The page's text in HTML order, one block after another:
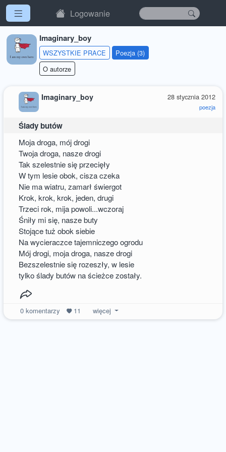
Logowanie
Imaginary_boy
WSZYSTKIE PRACE
Poezja (3)
O autorze
28 stycznia 2012
poezja
Imaginary_boy
Ślady butów
Moja droga, mój drogi
Twoja droga, nasze drogi
Tak szelestnie się przecięły
W tym lesie obok, cisza czeka
Nie ma wiatru, zamarł świergot
Krok, krok, krok, jeden, drugi
Trzeci rok, mija powoli...wczoraj
Śniły mi się, nasze buty
Stojące tuż obok siebie
Na wycieraczce tajemniczego ogrodu
Mój drogi, moja droga, nasze drogi
Bezszelestnie się rozeszły, w lesie
tylko ślady butów na ścieżce zostały.
0komentarzy 11 więcej